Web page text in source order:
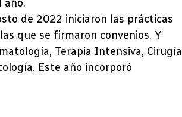
año.
de 2022 iniciaron las prácticas
que se firmaron convenios. Y
Terapia Intensiva, Cirugía
Este año incorporó